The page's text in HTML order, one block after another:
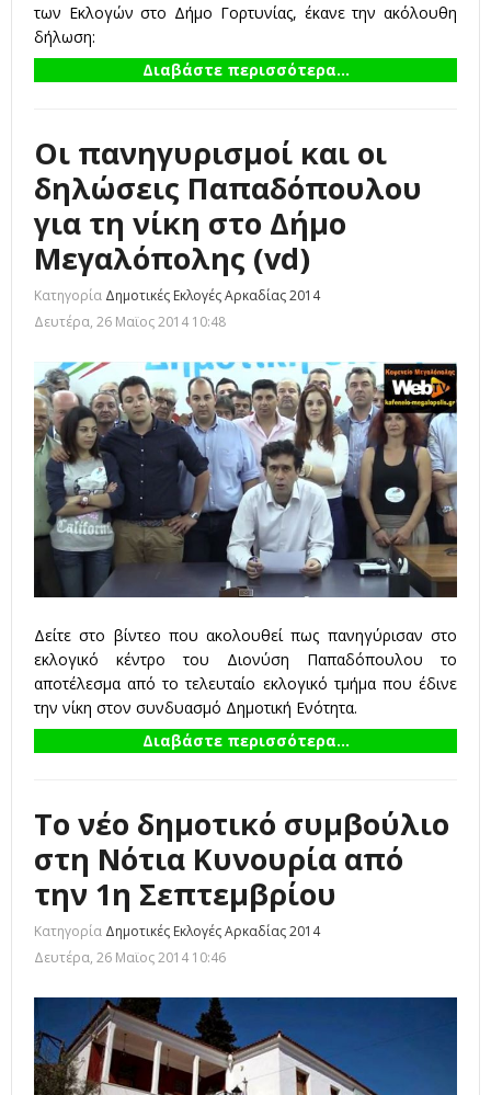
των Εκλογών στο Δήμο Γορτυνίας, έκανε την ακόλουθη
δήλωση:
Διαβάστε περισσότερα...
Οι πανηγυρισμοί και οι
δηλώσεις Παπαδόπουλου
για τη νίκη στο Δήμο
Μεγαλόπολης (vd)
Κατηγορία Δημοτικές Εκλογές Αρκαδίας 2014
Δευτέρα, 26 Μαϊος 2014 10:48
Δείτε στο βίντεο που ακολουθεί πως πανηγύρισαν στο
εκλογικό κέντρο του Διονύση Παπαδόπουλου το
αποτέλεσμα από το τελευταίο εκλογικό τμήμα που έδινε
την νίκη στον συνδυασμό Δημοτική Ενότητα.
Διαβάστε περισσότερα...
Το νέο δημοτικό συμβούλιο
στη Νότια Κυνουρία από
την 1η Σεπτεμβρίου
Κατηγορία Δημοτικές Εκλογές Αρκαδίας 2014
Δευτέρα, 26 Μαϊος 2014 10:46